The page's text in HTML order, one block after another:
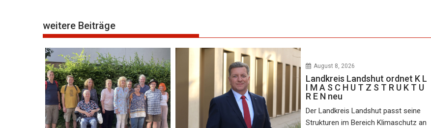
weitere Beiträge
August 8, 2026
Landkreis Landshut ordnet K L
I M A S C H U T Z S T R U K T U
R E N neu
Der Landkreis Landshut passt seine
Strukturen im Bereich Klimaschutz an